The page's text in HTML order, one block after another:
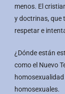
menos. El
y doctrinas, que
respetar e
¿Dónde están
como el Nuevo
homosexuales.